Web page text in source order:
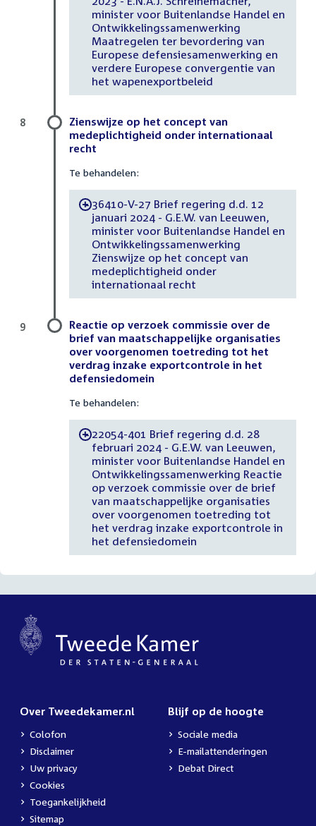
minister voor Buitenlandse Handel en
Ontwikkelingssamenwerking
Maatregelen ter bevordering van
Europese defensiesamenwerking en
verdere Europese convergentie van
het wapenexportbeleid
Zienswijze op het concept van
medeplichtigheid onder internationaal
recht
Te behandelen:
-36410-V-27 Brief regering d.d. 12
januari 2024 - G.E.W. van Leeuwen,
minister voor Buitenlandse Handel en
Ontwikkelingssamenwerking
Zienswijze op het concept van
medeplichtigheid onder
internationaal recht
8
Reactie op verzoek commissie over de
brief van maatschappelijke organisaties
over voorgenomen toetreding tot het
verdrag inzake exportcontrole in het
defensiedomein
Te behandelen:
-22054-401 Brief regering d.d. 28
februari 2024 - G.E.W. van Leeuwen,
minister voor Buitenlandse Handel en
Ontwikkelingssamenwerking Reactie
op verzoek commissie over de brief
van maatschappelijke organisaties
over voorgenomen toetreding tot
het verdrag inzake exportcontrole in
het defensiedomein
9
Over Tweedekamer.nl
Colofon
Disclaimer
Uw privacy
Cookies
Toegankelijkheid
Sitemap
Blijf op de hoogte
Sociale media
E-mailattenderingen
Debat Direct